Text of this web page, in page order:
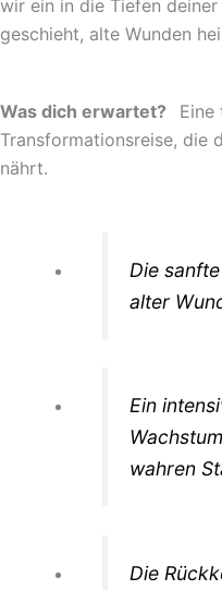
wir ein in die Tiefen
geschieht, alte Wunden
Was dich erwartet?
Transformationsreise, die
nährt.
Die
alter
Ein
wahren
Die